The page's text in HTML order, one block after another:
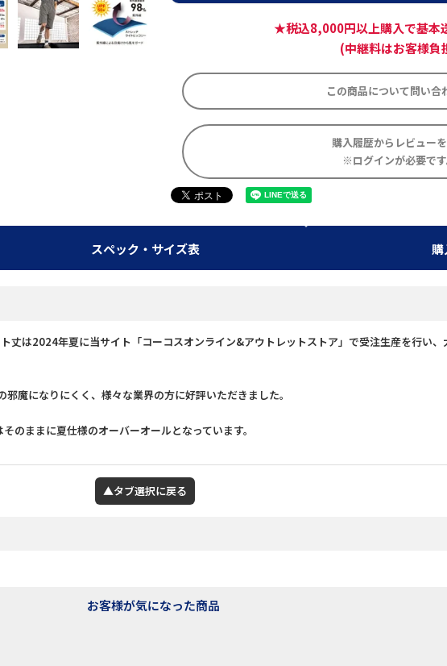
★税込8,000円以上購入で基本
(中継料はお客様負
この商品について問い合
購入履歴からレビュー
※ログインが必要です
スペック・サイズ表 購
は2024年夏に当サイト「コーコスオンライン&アウトレットストア」で受注生産を行い、
魔になりにくく、様々な業界の方に好評いただきました。
のままに夏仕様のオーバーオールとなっています。
▲タブ選択に戻る
お客様が気になった商品